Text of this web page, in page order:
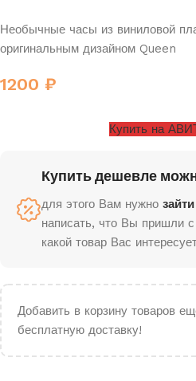
Необычные часы из виниловой
оригинальным дизайном Queen
1200 ₽
Купить на
Купить дешевле
для этого Вам нужно
написать, что Вы пришли
какой товар Вас
Добавить в корзину товаров
бесплатную доставку!